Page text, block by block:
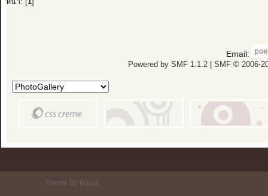
หน้า: [ 1]
Email:
Powered by SMF 1.1.2| SMF © 2006-
Theme By Burak